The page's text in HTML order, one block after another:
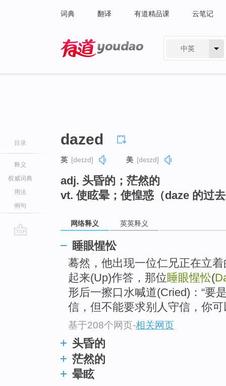
词典 翻译 有道精品课 云笔记
中英
目录
释义
权威词典
用法
例句
dazed
英 [deɪzd] 美 [deɪzd]
adj. 头昏的；茫然的
vt. 使眩晕；使惶惑（daze 的过
网络释义 英英释义
睡眼惺忪
蓦然，他出现一位仁兄正在立
起来(Up)作答，那位睡眼惺忪(
形后一擦口水喊道(Cried)：“要
信，但不能要求别人守信，你
基于208个网页-相关网页
头昏的
茫然的
晕眩